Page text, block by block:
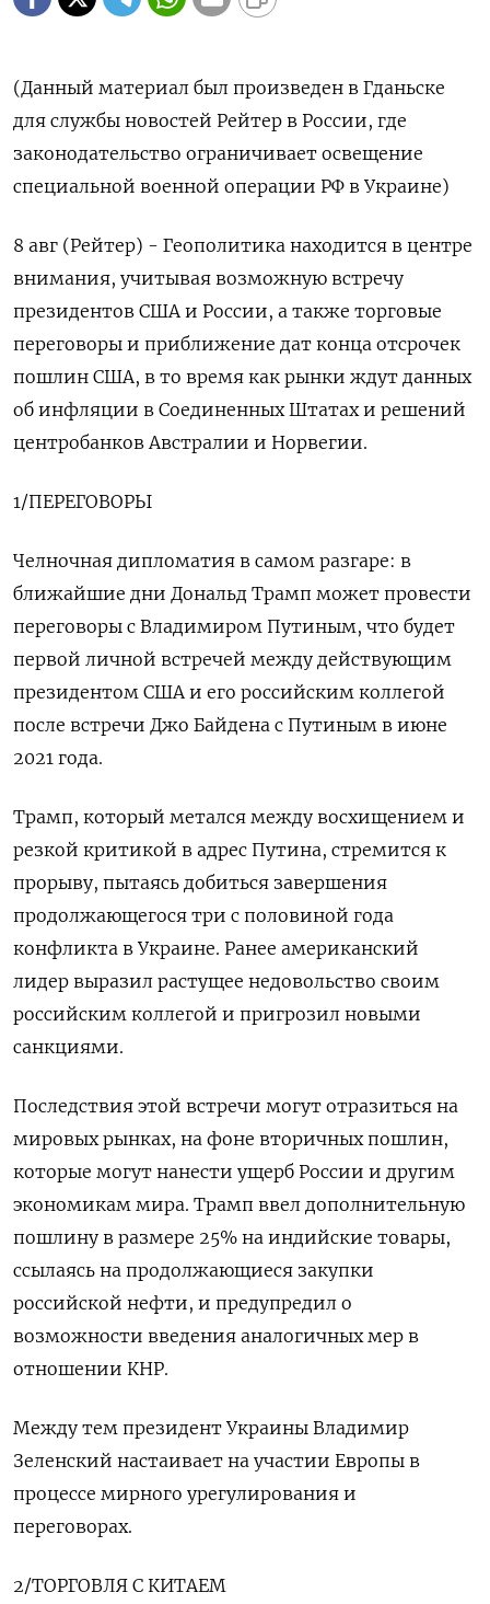
(Данный материал был произведен в Гданьске
для службы новостей Рейтер в России, где
законодательство ограничивает освещение
специальной военной операции РФ в Украине)
8 авг (Рейтер) - Геополитика находится в центре
внимания, учитывая возможную встречу
президентов США и России, а также торговые
переговоры и приближение дат конца отсрочек
пошлин США, в то время как рынки ждут данных
об инфляции в Соединенных Штатах и решений
центробанков Австралии и Норвегии.
1/ПЕРЕГОВОРЫ
Челночная дипломатия в самом разгаре: в
ближайшие дни Дональд Трамп может провести
переговоры с Владимиром Путиным, что будет
первой личной встречей между действующим
президентом США и его российским коллегой
после встречи Джо Байдена с Путиным в июне
2021 года.
Трамп, который метался между восхищением и
резкой критикой в адрес Путина, стремится к
прорыву, пытаясь добиться завершения
продолжающегося три с половиной года
конфликта в Украине. Ранее американский
лидер выразил растущее недовольство своим
российским коллегой и пригрозил новыми
санкциями.
Последствия этой встречи могут отразиться на
мировых рынках, на фоне вторичных пошлин,
которые могут нанести ущерб России и другим
экономикам мира. Трамп ввел дополнительную
пошлину в размере 25% на индийские товары,
ссылаясь на продолжающиеся закупки
российской нефти, и предупредил о
возможности введения аналогичных мер в
отношении КНР.
Между тем президент Украины Владимир
Зеленский настаивает на участии Европы в
процессе мирного урегулирования и
переговорах.
2/ТОРГОВЛЯ С КИТАЕМ